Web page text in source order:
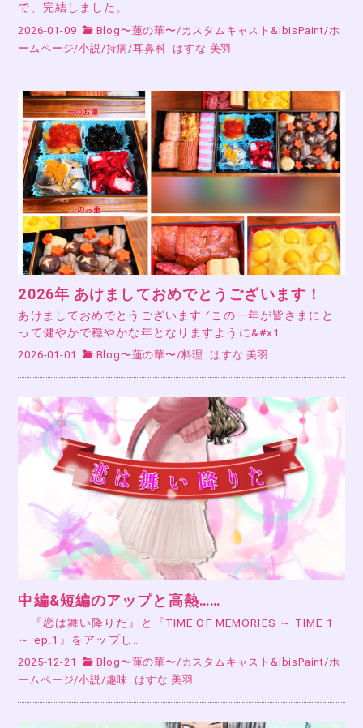
で、完結しました。 …
2026-01-09 Blog〜蓮の華〜 /カスタムキャスト&ibisPaint/ホ
ームページ/小説 /持病 /耳鼻科 はすな 美羽
2026年 あけましておめでとうございます！
あけましておめでとうございます.ᐟこの一年が皆さまにと
って健やかで穏やかな年となりますように&#x1…
2026-01-01 Blog〜蓮の華〜/料理 はすな 美羽
中編&短編のアップと高熱……
『恋は舞い降りた』と『TIME OF MEMORIES ～ TIME 1
～ ep.1』をアップし…
2025-12-21 Blog〜蓮の華〜 /カスタムキャスト&ibisPaint/ホ
ームページ/小説 /趣味 はすな 美羽